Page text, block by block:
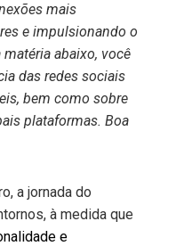
mais
e impulsionando o
abaixo, você
das redes sociais
bem como sobre
plataformas. Boa
a jornada do
à medida que
e